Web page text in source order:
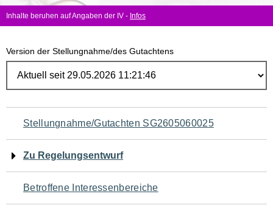
Inhalte beruhen auf Angaben der IV - Infos
Version der Stellungnahme/des Gutachtens
Navigation
für
den
Seiteninhalt
Stellungnahme/Gutachten SG2605060025
Zu Regelungsentwurf
Betroffene Interessenbereiche